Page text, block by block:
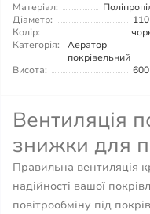
Матеріал:
Діаметр:
Колір:
Категорія:
Аератор
покрівельний
Висота:
Вентиляція
знижки для
Правильна вентиляція
надійності вашої
повітрообміну під